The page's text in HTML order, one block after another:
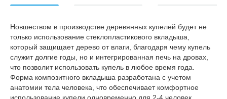
Новшеством в производстве деревянных купелей будет не
только использование стеклопластикового вкладыша,
который защищает дерево от влаги, благодаря чему купель
служит долгие годы, но и интегрированная печь на дровах,
что позволит использовать купель в любое время года.
Форма композитного вкладыша разработана с учетом
анатомии тела человека, что обеспечивает комфортное